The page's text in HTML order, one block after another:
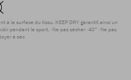
à la surface du tissu. KEEP DRY garantit ainsi un
pendant le sport. Ne pas sécher 40° Ne pas
à sec